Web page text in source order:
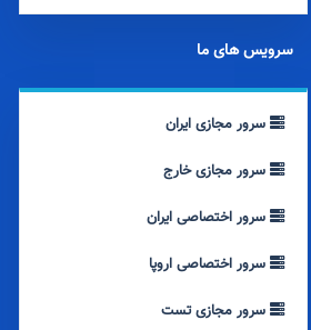
سرویس های ما
سرور مجازی ایران
سرور مجازی خارج
سرور اختصاصی ایران
سرور اختصاصی اروپا
سرور مجازی تست